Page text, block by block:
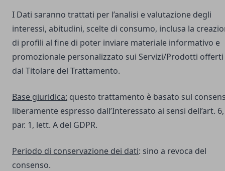
I Dati saranno trattati per l’analisi e valutazione degli
interessi, abitudini, scelte di consumo, inclusa la
di profili al fine di poter inviare materiale informativo e
promozionale personalizzato sui Servizi/Prodotti offerti
dal Titolare del Trattamento.
Base giuridica: questo trattamento è basato sul
liberamente espresso dall’Interessato ai sensi dell’art. 6,
par. 1, lett. A del GDPR.
Periodo di conservazione dei dati: sino a revoca del
consenso.